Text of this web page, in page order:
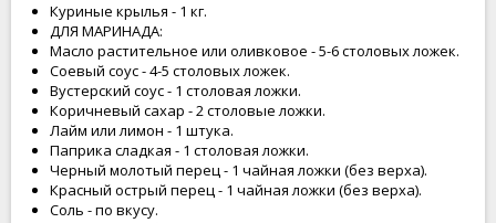
Куриные крылья - 1 кг.
ДЛЯ МАРИНАДА:
Масло растительное или оливковое - 5-6 столовых ложек.
Соевый соус - 4-5 столовых ложек.
Вустерский соус - 1 столовая ложки.
Коричневый сахар - 2 столовые ложки.
Лайм или лимон - 1 штука.
Паприка сладкая - 1 столовая ложки.
Черный молотый перец - 1 чайная ложки (без верха).
Красный острый перец - 1 чайная ложки (без верха).
Соль - по вкусу.